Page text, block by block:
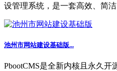
设管理系统，是一套高效、简
池州市网站建设基础版...
PbootCMS是全新内核且永久开